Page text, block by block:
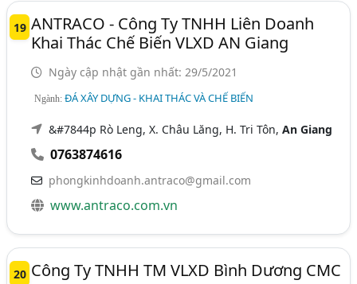
19 ANTRACO - Công Ty TNHH Liên Doanh
Khai Thác Chế Biến VLXD AN Giang
Ngày cập nhật gần nhất: 29/5/2021
Ngành:ĐÁ XÂY DỰNG - KHAI THÁC VÀ CHẾ BIẾN
&#7844p Rò Leng, X. Châu Lăng, H. Tri Tôn,An Giang
0763874616
phongkinhdoanh.antraco@gmail.com
www.antraco.com.vn
20 Công Ty TNHH TM VLXD Bình Dương CMC